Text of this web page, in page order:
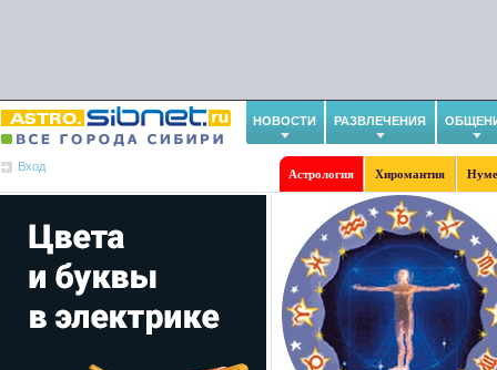
НОВОСТИ РАЗВЛЕЧЕНИЯ
Вход
Астрология Хиромантия